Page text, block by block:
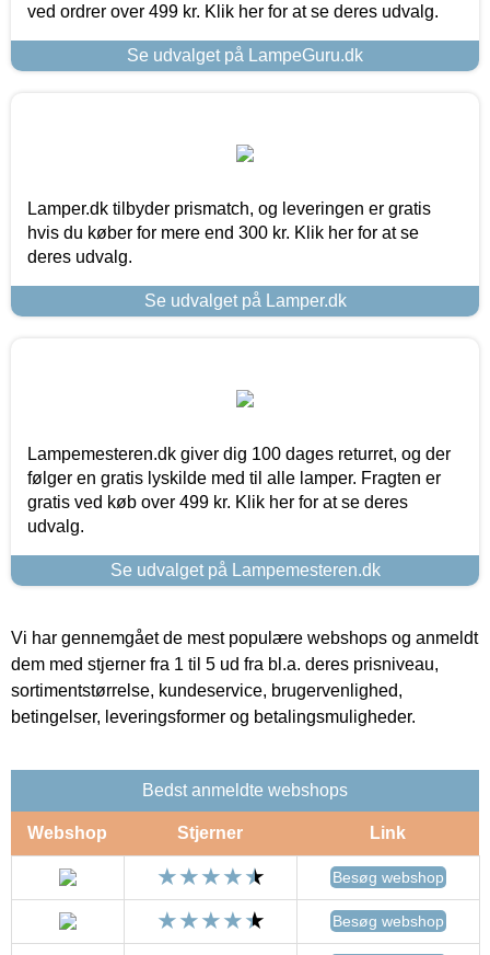
ved ordrer over 499 kr. Klik her for at se deres udvalg.
Se udvalget på LampeGuru.dk
Lamper.dk tilbyder prismatch, og leveringen er gratis
hvis du køber for mere end 300 kr. Klik her for at se
deres udvalg.
Se udvalget på Lamper.dk
Lampemesteren.dk giver dig 100 dages returret, og der
følger en gratis lyskilde med til alle lamper. Fragten er
gratis ved køb over 499 kr. Klik her for at se deres
udvalg.
Se udvalget på Lampemesteren.dk
Vi har gennemgået de mest populære webshops og anmeldt
dem med stjerner fra 1 til 5 ud fra bl.a. deres prisniveau,
sortimentstørrelse, kundeservice, brugervenlighed,
betingelser, leveringsformer og betalingsmuligheder.
Bedst anmeldte webshops
Webshop Stjerner Link
Besøg webshop
Besøg webshop